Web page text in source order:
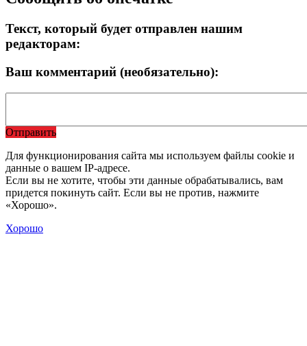
Текст, который будет отправлен нашим
редакторам:
Ваш комментарий (необязательно):
Отправить
Для функционирования сайта мы используем файлы cookie и
данные о вашем IP-адресе.
Если вы не хотите, чтобы эти данные обрабатывались, вам
придется покинуть сайт. Если вы не против, нажмите
«Хорошо».
Хорошо